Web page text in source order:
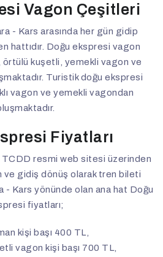
Vagon Çeşitleri
- Kars arasında her gün gidip
hattıdır. Doğu ekspresi vagon
kuşetli, yemekli vagon ve
Turistik doğu ekspresi
vagon ve yemekli vagondan
Fiyatları
resmi web sitesi üzerinden
ve gidiş dönüş olarak tren bileti
- Kars yönünde olan ana hat Doğu
fiyatları;
kişi başı 400 TL,
vagon kişi başı 700 TL,